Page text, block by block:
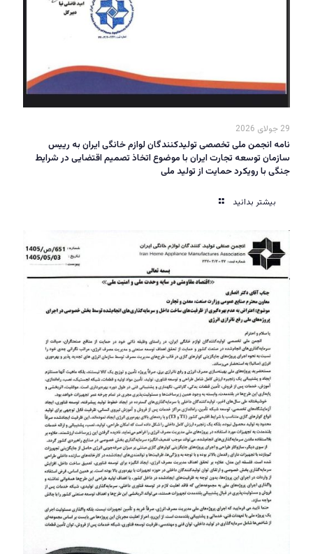
29 جولای 2026
نامه انجمن ملی تخصصی تولیدکنندگان لوازم خانگی ایران به رییس
سازمان توسعه تجارت ایران با موضوع اتخاذ تصمیم اقتضایی در شرایط
جنگی با رویکرد حمایت از تولید ملی
بیشتر بدانید